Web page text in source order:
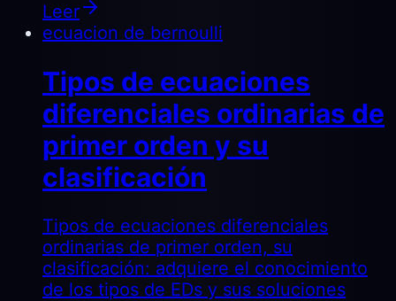
Leer
ecuacion de bernoulli
Tipos de ecuaciones
diferenciales ordinarias de
primer orden y su
clasificación
Tipos de ecuaciones diferenciales
ordinarias de primer orden, su
clasificación: adquiere el conocimiento
de los tipos de EDs y sus soluciones